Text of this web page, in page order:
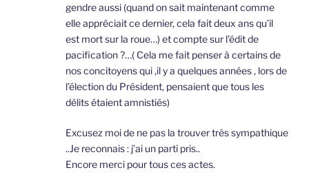
gendre aussi (quand on sait maintenant comme
elle appréciait ce dernier, cela fait deux ans qu’il
est mort sur la roue…) et compte sur l’édit de
pacification ?…( Cela me fait penser à certains de
nos concitoyens qui ,il y a quelques années , lors de
l’élection du Président, pensaient que tous les
délits étaient amnistiés)
Excusez moi de ne pas la trouver très sympathique
..Je reconnais : j’ai un parti pris..
Encore merci pour tous ces actes.